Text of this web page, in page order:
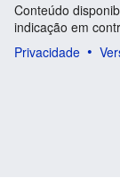
Conteúdo
indicação em
Privacidade